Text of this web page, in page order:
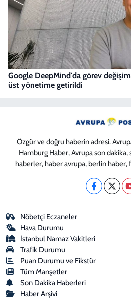
Google DeepMind'da görev
üst yönetime getirildi
Özgür ve doğru haberin adresi.
Hamburg Haber, Avrupa son dakika,
haberler, haber avrupa, berlin haber,
Nöbetçi Eczaneler
Hava Durumu
İstanbul Namaz Vakitleri
Trafik Durumu
Puan Durumu ve Fikstür
Tüm Manşetler
Son Dakika Haberleri
Haber Arşivi